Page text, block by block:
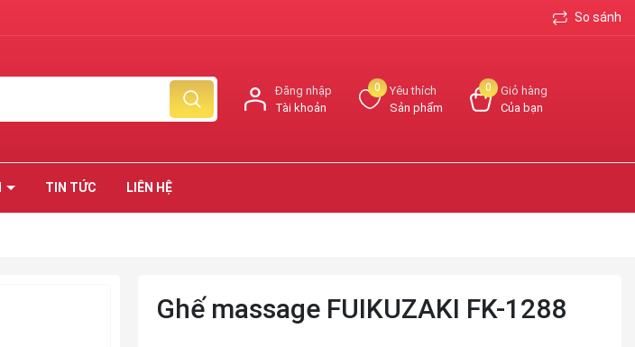
So sánh
Đăng nhập
Tài khoản
0
Yêu thích
Sản phẩm
0
Giỏ hàng
Của bạn
TIN TỨC LIÊN HỆ
Ghế massage FUIKUZAKI FK-1288